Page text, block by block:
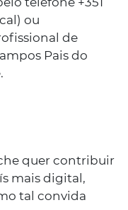
ou
de
Pais do
quer contribuir
mais digital,
tal convida